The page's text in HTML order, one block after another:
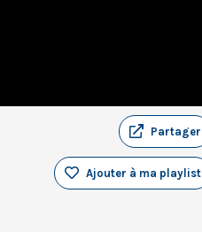
Partager
Ajouter à ma playlist